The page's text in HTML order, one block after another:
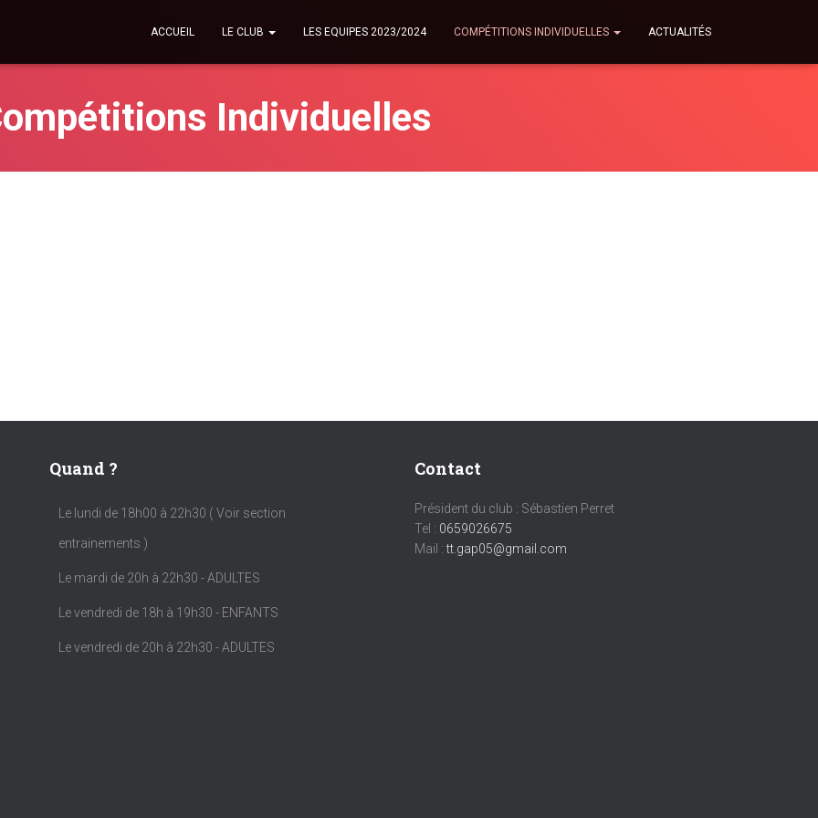
ACCUEIL LE CLUB LES EQUIPES 2023/2024 COMPÉTITIONS INDIVIDUELLES ACTUALITÉS
Individuelles
Quand ?
Le lundi de 18h00 à 22h30 ( Voir section
entrainements )
Le mardi de 20h à 22h30 - ADULTES
Le vendredi de 18h à 19h30 - ENFANTS
Le vendredi de 20h à 22h30 - ADULTES
Contact
Président du club : Sébastien Perret
Tel : 0659026675
Mail :tt.gap05@gmail.com